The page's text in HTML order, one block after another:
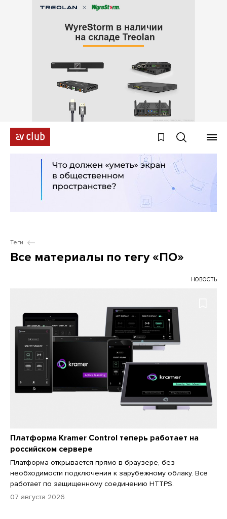
Теги
Все материалы по тегу «ПО»
НОВОСТЬ
Платформа Kramer Control теперь работает на
российском сервере
Платформа открывается прямо в браузере, без
необходимости подключения к зарубежному облаку. Все
работает по защищенному соединению HTTPS.
07 августа 2026